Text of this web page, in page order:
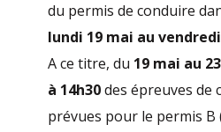
du permis de conduire
lundi 19 mai au
A ce titre, du 19 mai au
à 14h30des épreuves de
prévues pour le permis B